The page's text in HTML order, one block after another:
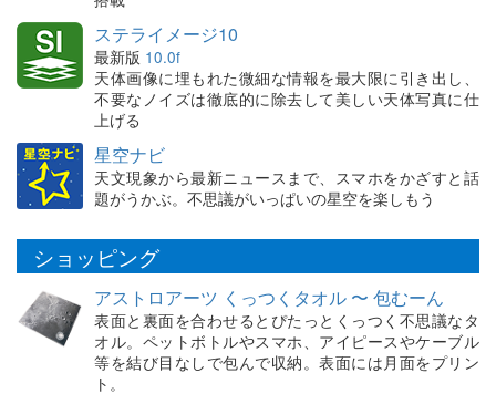
ステライメージ10
最新版 10.0f
天体画像に埋もれた微細な情報を最大限に引き出し、
不要なノイズは徹底的に除去して美しい天体写真に仕
上げる
星空ナビ
天文現象から最新ニュースまで、スマホをかざすと話
題がうかぶ。不思議がいっぱいの星空を楽しもう
ショッピング
アストロアーツ くっつくタオル 〜 包むーん
表面と裏面を合わせるとぴたっとくっつく不思議なタ
オル。ペットボトルやスマホ、アイピースやケーブル
等を結び目なしで包んで収納。表面には月面をプリン
ト。